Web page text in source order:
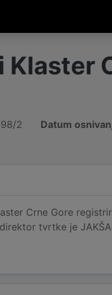
2 Datum
Crne Gore
tvrtke je JAKŠA